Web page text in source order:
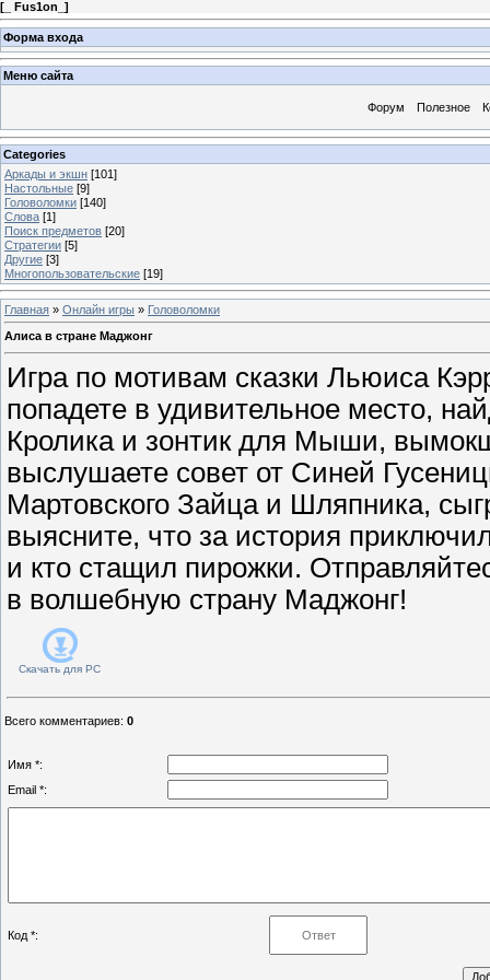
[ _ Fus1on_ ]
Форма входа
Меню сайта
Форум Полезное
Categories
Аркады и экшн [101]
Настольные [9]
Головоломки [140]
Слова [1]
Поиск предметов [20]
Стратегии [5]
Другие [3]
Многопользовательские [19]
Главная » Онлайн игры » Головоломки
Алиса в стране Маджонг
Игра по мотивам сказки Льюиса
попадете в удивительное место,
Кролика и зонтик для Мыши,
выслушаете совет от Синей
Мартовского Зайца и Шляпника,
выясните, что за история
и кто стащил пирожки.
в волшебную страну Маджонг!
Скачать для PC
Всего комментариев: 0
Имя *:
Email *:
Код *: